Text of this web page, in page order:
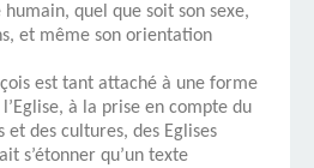
quel que soit son sexe,
et même son orientation
est tant attaché à une forme
à la prise en compte du
et des cultures, des Eglises
s’étonner qu’un texte